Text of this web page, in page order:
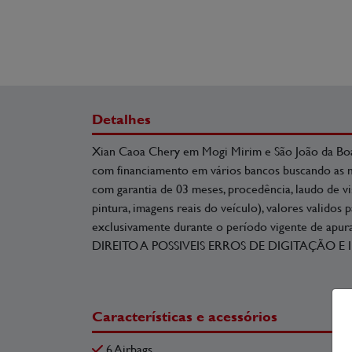
Detalhes
Xian Caoa Chery em Mogi Mirim e São João da
com financiamento em vários bancos buscando
com garantia de 03 meses, procedência, laudo de
pintura, imagens reais do veículo), valores validos
exclusivamente durante o período vigente de
DIREITO A POSSIVEIS ERROS DE DIGITAÇÃO
Características e acessórios
6 Airbags